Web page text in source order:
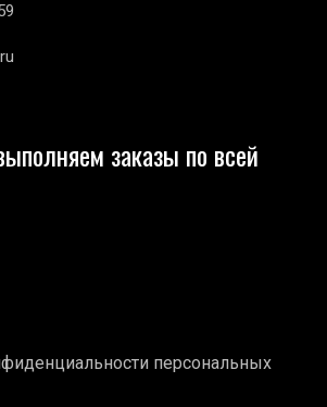
заказы по всей
персональных